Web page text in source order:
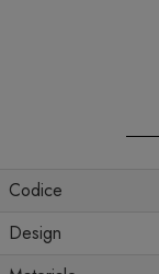
Codice
Design